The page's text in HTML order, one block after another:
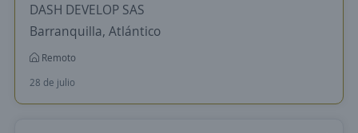
DASH DEVELOP SAS
Barranquilla, Atlántico
Remoto
28 de julio